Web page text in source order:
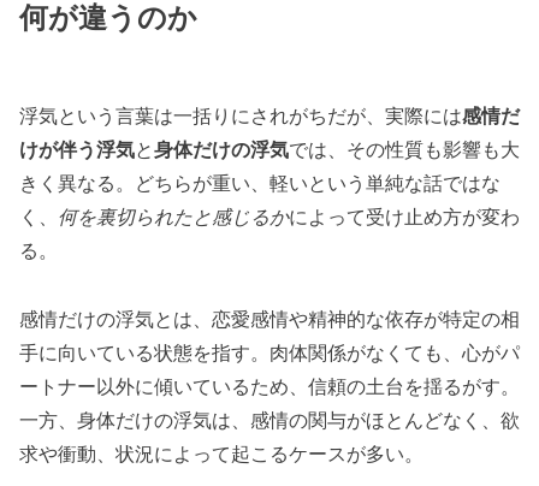
何が違うのか
浮気という言葉は一括りにされがちだが、実際には感情だ
けが伴う浮気と身体だけの浮気では、その性質も影響も大
きく異なる。どちらが重い、軽いという単純な話ではな
く、 何を裏切られたと感じるかによって受け止め方が変わ
る。
感情だけの浮気とは、恋愛感情や精神的な依存が特定の相
手に向いている状態を指す。肉体関係がなくても、心がパ
ートナー以外に傾いているため、信頼の土台を揺るがす。
一方、身体だけの浮気は、感情の関与がほとんどなく、欲
求や衝動、状況によって起こるケースが多い。